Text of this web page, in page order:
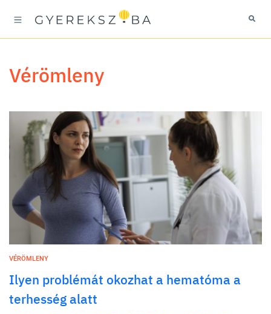
vérömleny
VÉRÖMLENY
Ilyen problémát okozhat a hematóma a
terhesség alatt